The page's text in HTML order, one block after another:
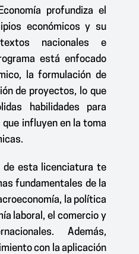
profundiza el
económicos y su
nacionales e
está enfocado
la formulación de
de proyectos, lo que
habilidades para
influyen en la toma
de esta licenciatura te
fundamentales de la
la política
laboral, el comercio y
Además,
con la aplicación